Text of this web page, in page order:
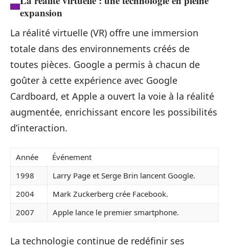
expansion
La réalité virtuelle (VR) offre une immersion
totale dans des environnements créés de
toutes pièces. Google a permis à chacun de
goûter à cette expérience avec Google
Cardboard, et Apple a ouvert la voie à la réalité
augmentée, enrichissant encore les possibilités
d’interaction.
Année
Événement
1998
Larry Page et Serge Brin lancent Google.
2004
Mark Zuckerberg crée Facebook.
2007
Apple lance le premier smartphone.
La technologie continue de redéfinir ses